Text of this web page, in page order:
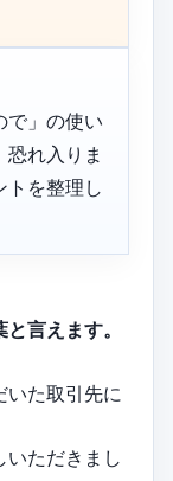
で」の使い
れ入りま
トを整理し
言えます。
いた取引先に
いただきまし